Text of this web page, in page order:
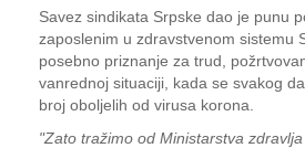
Savez sindikata Srpske dao je punu
zaposlenim u zdravstvenom sistemu
posebno priznanje za trud,
vanrednoj situaciji, kada se svakog
broj oboljelih od virusa korona.
"Zato tražimo od Ministarstva